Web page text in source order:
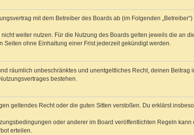
mit dem Betreiber des Boards ab (im Folgenden
weiter nutzen. Für die Nutzung des Boards gelten jeweils die an
Seiten ohne Einhaltung einer Frist jederzeit gekündigt werden.
räumlich unbeschränktes und unentgeltliches Recht, deinen Beitrag
bestehen.
geltendes Recht oder die guten Sitten verstoßen. Du erklärst
oder anderer im Board veröffentlichten Regeln
erteilen.